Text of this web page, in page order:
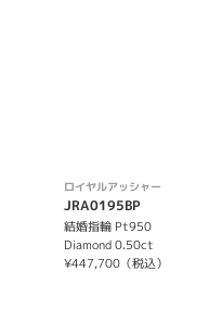
ロイヤルアッシャー
JRA0195BP
結婚指輪 Pt950
Diamond 0.50ct
¥447,700（税込）